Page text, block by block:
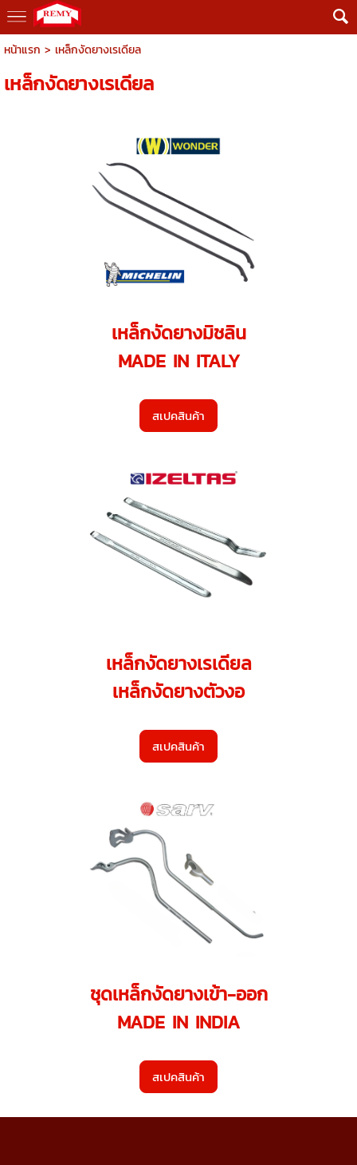
หน้าแรก > เหล็กงัดยางเรเดียล
เหล็กงัดยางเรเดียล
เหล็กงัดยางมิชลิน
MADE IN ITALY
สเปคสินค้า
เหล็กงัดยางเรเดียล
เหล็กงัดยางตัวงอ
สเปคสินค้า
ชุดเหล็กงัดยางเข้า-ออก
MADE IN INDIA
สเปคสินค้า